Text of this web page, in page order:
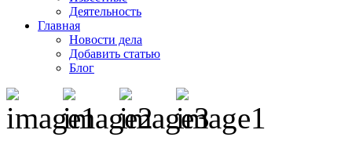
Деятельность
Главная
Новости дела
Добавить статью
Блог